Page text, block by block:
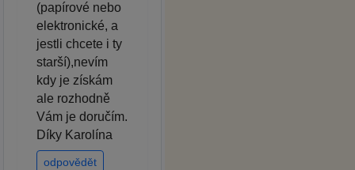
(papírové nebo
elektronické, a
jestli chcete i ty
starší),nevím
kdy je získám
ale rozhodně
Vám je doručím.
Díky Karolína
odpovědět